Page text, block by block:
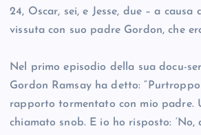
24, Oscar, sei, e Jesse, due – a
vissuta con suo padre Gordon, che
Nel primo episodio della sua docu-
Gordon Ramsay ha detto:
rapporto tormentato con mio padre.
chiamato snob. E io ho risposto: ‘No,